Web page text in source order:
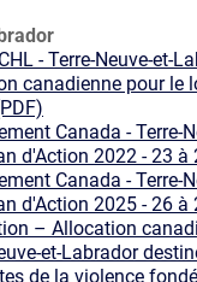
- Terre-Neuve-et-
canadienne pour le
Canada - Terre-
d'Action 2022 - 23 à
Canada - Terre-
d'Action 2025 - 26 à
– Allocation
et-Labrador
de la violence